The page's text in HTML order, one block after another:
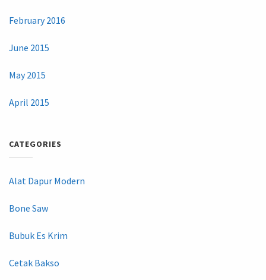
February 2016
June 2015
May 2015
April 2015
CATEGORIES
Alat Dapur Modern
Bone Saw
Bubuk Es Krim
Cetak Bakso